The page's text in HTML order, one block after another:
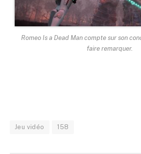
Romeo Is a Dead Man compte sur son
faire remarquer.
Jeu vidéo 158